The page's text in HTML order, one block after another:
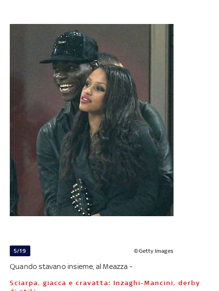
5/19 ©Getty Images
Quando stavano insieme, al Meazza -
Sciarpa, giacca e cravatta: Inzaghi-Mancini, derby